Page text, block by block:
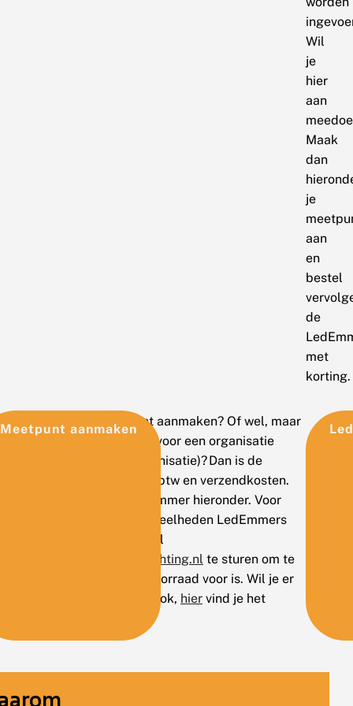
Wil
je
hier
aan
Maak
dan
je
aan
en
bestel
de
met
korting.
Meetpunt aanmaken
Voor
Wil je toch geen meetpunt aanmaken? Of wel, maar
doe je de werkzaamheden voor een organisatie
(bedrijf, school, natuurorganisatie)? Dan is de
LedEmmer €185,- inclusief btw en verzendkosten.
Bestel in dat geval je LedEmmer hieronder. Voor
projecten met grotere hoeveelheden LedEmmers
raden we aan om een e-mail
ledemmer@vlinderstichting.nl te sturen om te
kijken of daar voldoende voorraad voor is. Wil je er
zelf een bouwen? Dat kan ook, hier vind je het